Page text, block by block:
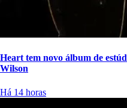
Heart tem novo álbum de
Wilson
Há 14 horas